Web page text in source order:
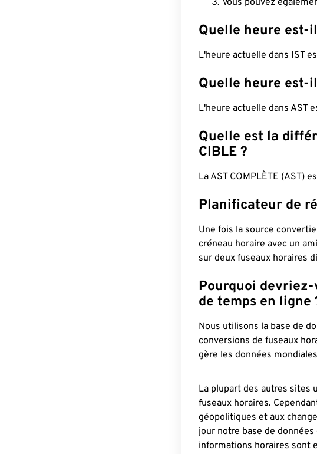
Vous pouvez
Quelle heure est-
L'heure actuelle dans IST
Quelle heure est-
L'heure actuelle dans AST
Quelle est la
CIBLE ?
La AST COMPLÈTE (AST)
Planificateur de
Une fois la source
créneau horaire avec un
sur deux fuseaux horaires
Pourquoi
de temps en ligne
Nous utilisons la base de
conversions de fuseaux
gère les données
La plupart des autres sites
fuseaux horaires.
géopolitiques et aux
jour notre base de
informations horaires sont